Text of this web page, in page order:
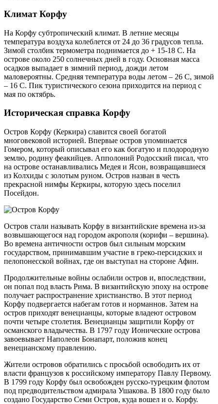
Климат Корфу
На Корфу субтропический климат. В летние месяцы
температура воздуха колеблется от 24 до 36 градусов тепла.
Зимой столбик термометра поднимается до + 15-18 С. На
острове около 250 солнечных дней в году. Основная масса
осадков выпадает в зимний период, дожди летом
маловероятны. Средняя температура воды летом – 26 С, зимой
– 16 С. Пик туристического сезона приходится на период с
мая по октябрь.
Историческая справка Корфу
Остров Корфу (Керкира) славится своей богатой
многовековой историей. Впервые остров упоминается
Гомером, который описывал его как богатую и плодородную
землю, родину феакийцев. Апполоний Родосский писал, что
на острове останавливались Медея и Ясон, возвращавшиеся
из Колхиды с золотым руном. Остров назван в честь
прекрасной нимфы Керкиры, которую здесь поселил
Посейдон.
Остров стали называть Корфу в византийские времена из-за
возвышающегося над городом акрополя (корифи – вершина).
Во времена античности остров был сильным морским
государством, принимавшим участие в греко-персидских и
пелопонесской войнах, где он выступал на стороне Афин.
Продолжительные войны ослабили остров и, впоследствии,
он попал под власть Рима. В византийскую эпоху на острове
получает распространение христианство. В этот период
Корфу подвергается набегам готов и норманнов. Затем на
остров приходят венецианцы, которые владеют островом
почти четыре столетия. Венецианцы защитили Корфу от
османского владычества. В 1797 году Ионические острова
завоевывает Наполеон Бонапарт, положив конец
венецианскому правлению.
Жители островов обратились с просьбой освободить их от
власти французов к российскому императору Павлу Первому.
В 1799 году Корфу был освобожден русско-турецким флотом
под предводительством адмирала Ушакова. В 1800 году было
создано Государство Семи Остров, куда вошел и о. Корфу.